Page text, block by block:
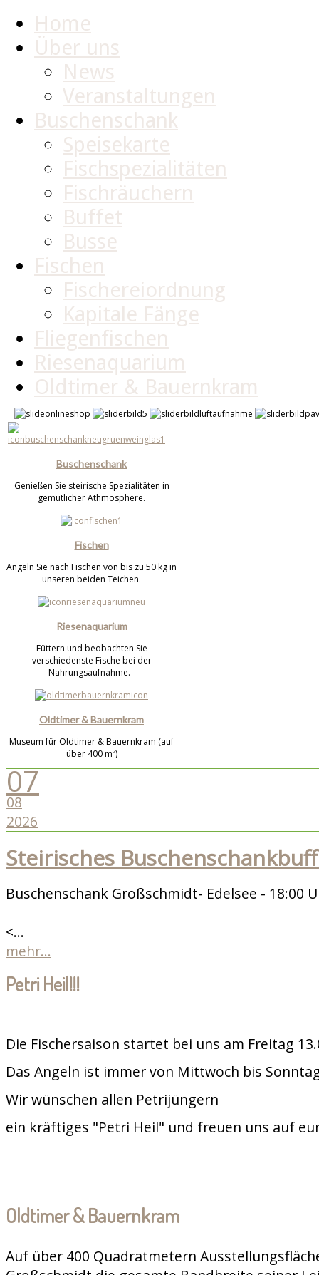
Home
Über uns
News
Veranstaltungen
Buschenschank
Speisekarte
Fischspezialitäten
Fischräuchern
Buffet
Busse
Fischen
Fischereiordnung
Kapitale Fänge
Fliegenfischen
Riesenaquarium
Oldtimer & Bauernkram
Buschenschank
Genießen Sie steirische Spezialitäten in
gemütlicher Athmosphere.
Fischen
Angeln Sie nach Fischen von bis zu 50 kg in
unseren beiden Teichen.
Riesenaquarium
Füttern und beobachten Sie
verschiedenste Fische bei der
Nahrungsaufnahme.
Oldtimer & Bauernkram
Museum für Oldtimer & Bauernkram (auf
über 400 m²)
07
08
2026
Steirisches
Buschenschank Großschmidt- Edelsee - 18:00
<...
mehr...
Petri Heil!!!
Die Fischersaison startet bei uns am Freitag
Das Angeln ist immer von Mittwoch bis
Wir wünschen allen Petrijüngern
ein kräftiges "Petri Heil" und freuen uns auf
Oldtimer & Bauernkram
Auf über 400 Quadratmetern